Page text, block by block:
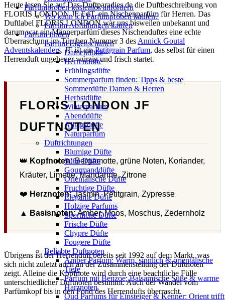
Parfümproben kostenlos anfordern
Wo kann ich Parfümproben kaufen?
Parfüm Abfüllungen kaufen
Parfum finden
Parfüm Eigenschaften
Damendüfte
Herrendüfte
Frühlingsdüfte
Sommerparfum finden: Tipps & beste
Sommerdüfte Damen & Herren
Herbstdüfte
Winterparfum
Abenddüfte
Alltagsdüfte
Naturparfüm
Duftrichtungen
Blumige Düfte
Süße Düfte
Gourmanddüfte
Orientalische Düfte
Fruchtige Düfte
Elegante Düfte
Holzige Parfums
Sportliche Düfte
Frische Düfte
Chypre Düfte
Fougere Düfte
Beliebte Duftnoten
Amber Parfum: Warm, sinnlich & orientalische
Tiefe
Parfum mit Benzoe: Balsamische Süße & warme
Harznoten
Oud Parfums für Einsteiger & Kenner: Orient trifft
Heute lesen Sie auf Das-Duftparadies.de die Duftbeschreibung von
FLORIS LONDON JF EdT, ein Nischenparfüm für Herren. Das
Duftlabel FLORIS LONDON war uns bisweilen unbekannt und
darum war ein Männerparfüm dieses Nischenduftes eine echte
Überraschung im Türchen Nummer 3 des Annick Goutal
Adventskalenders. JF ist einPetitgrain Parfum, das selbst für einen
Herrenduft ungeheuer würzig und frisch startet.
FLORIS LONDON JF
DUFTNOTEN
👑 Kopfnoten:Bergamotte, grüne Noten, Koriander,
Kräuter, Limette, Mandarine, Zitrone
❤️ Herznoten:Jasmin, Petitgrain, Zypresse
▲ Basisnoten:Amber, Moos, Moschus, Zedernholz
Übrigens ist der Herrenduft bereits seit 1992 auf dem Markt, was
sich nicht zuletzt auch an der Zusammenstellung der Duftnoten
zeigt. Alleine die Kopfnote wird durch eine beachtliche Fülle
unterschiedlicher Duftnoten bestimmt. Auch der Wandel vom
Parfümkopf bis in den Fond des Herrendufts überrascht.